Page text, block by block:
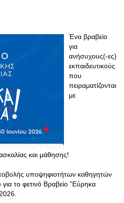
Ένα βραβείο
για
ανήσυχους(-ες)
εκπαιδευτικούς
που
πειραματίζονται
με
και μάθησης!
υποψηφιοτήτων καθηγητών
το φετινό Βραβείο "Εύρηκα